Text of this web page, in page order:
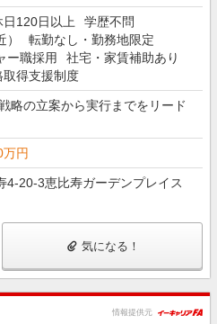
日120日以上
学歴不問
転勤なし・勤務地限定
ー職採用
社宅・家賃補助あり
取得支援制度
略の立案から実行までをリード
円
4-20-3恵比寿ガーデンプレイス
気になる！
情報提供元